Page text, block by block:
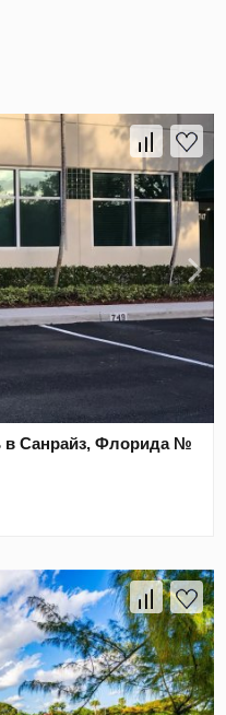
в Санрайз, Флорида №